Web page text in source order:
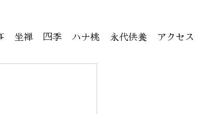
坐禅 四季 ハナ桃 永代供養 アクセス